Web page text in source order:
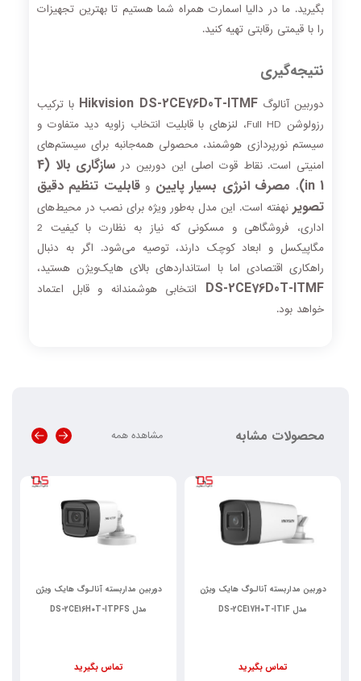
بگیرید. ما در دالیا اسمارت همراه شما هستیم تا بهترین تجهیزات
را با قیمتی رقابتی تهیه کنید.
نتیجه‌گیری
دوربین آنالوگHikvision DS-2CE76D0T-ITMF با ترکیب
رزولوشن Full HD، لنزهای با قابلیت انتخاب زاویه دید متفاوت و
سیستم نورپردازی هوشمند، محصولی همه‌جانبه برای سیستم‌های
امنیتی است. نقاط قوت اصلی این دوربین در
سازگاری بالا (4
in 1) ، مصرف انرژی بسیار پایین وقابلیت تنظیم دقیق
تصویر نهفته است. این مدل به‌طور ویژه برای نصب در محیط‌های
اداری، فروشگاهی و مسکونی که نیاز به نظارت با کیفیت 2
مگاپیکسل و ابعاد کوچک دارند، توصیه می‌شود. اگر به دنبال
راهکاری اقتصادی اما با استانداردهای بالای هایک‌ویژن هستید،
DS-2CE76D0T-ITMF انتخابی هوشمندانه و قابل اعتماد
خواهد بود.
محصولات مشابه مشاهده همه
دوربین مداربسته آنالـوگ هایک ویژن
مدل DS-2CE17H0T-IT1F
تماس بگیرید
دوربین مداربسته آنالـوگ هایک ویژن
مدل DS-2CE16H0T-ITPFS
تماس بگیرید